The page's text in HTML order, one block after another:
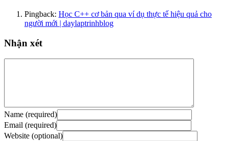
Pingback: Học C++ cơ bản qua ví dụ thực tế hiệu quả cho
người mới | daylaptrinhblog
Nhận xét
Name (required)
Email (required)
Website (optional)